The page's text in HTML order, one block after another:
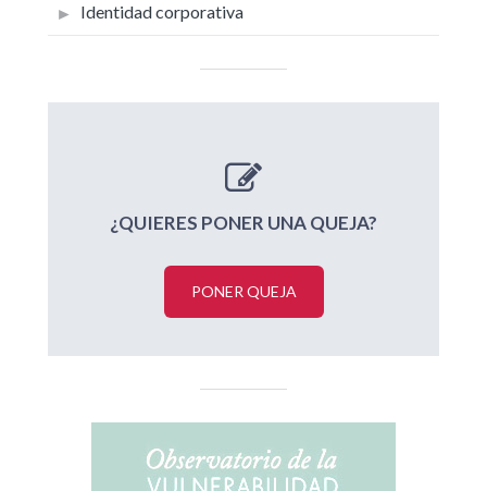
Identidad corporativa
¿QUIERES PONER UNA QUEJA?
PONER QUEJA